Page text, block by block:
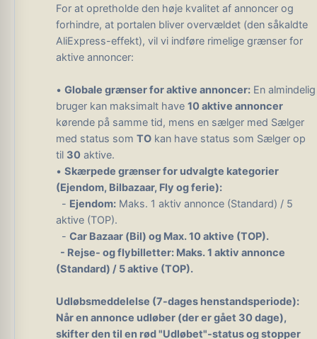
For at opretholde den høje kvalitet af annoncer og
forhindre, at portalen bliver overvældet (den såkaldte
AliExpress-effekt), vil vi indføre rimelige grænser for
aktive annoncer:
• Globale grænser for aktive annoncer: En almindelig
bruger kan maksimalt have 10 aktive annoncer
kørende på samme tid, mens en sælger med Sælger
med status som TO kan have status som Sælger op
til 30 aktive.
• Skærpede grænser for udvalgte kategorier
(Ejendom, Bilbazaar, Fly og ferie):
- Ejendom: Maks. 1 aktiv annonce (Standard) / 5
aktive (TOP).
- Car Bazaar (Bil) og Max. 10 aktive (TOP).
- Rejse- og flybilletter: Maks. 1 aktiv annonce
(Standard) / 5 aktive (TOP).
Udløbsmeddelelse (7-dages henstandsperiode):
Når en annonce udløber (der er gået 30 dage),
skifter den til en rød "Udløbet"-status og stopper